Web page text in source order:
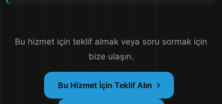
Bu hizmet için teklif almak veya soru sormak için
bize ulaşın.
Bu Hizmet İçin Teklif Alın